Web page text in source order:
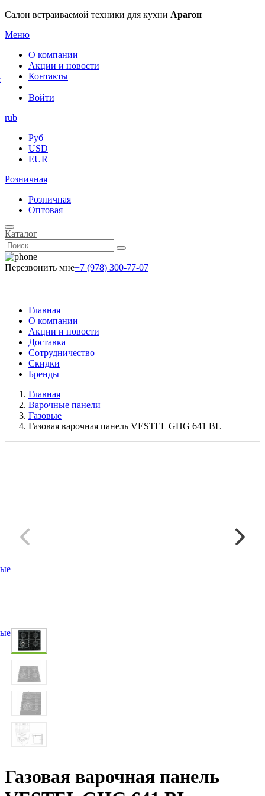
Салон встраиваемой техники для кухни Арагон
Меню
О компании
Акции и новости
Контакты
Войти
rub
Руб
USD
EUR
Розничная
Розничная
Оптовая
Каталог
Перезвонить мне+7 (978) 300-77-07
Главная
О компании
Акции и новости
Доставка
Сотрудничество
Скидки
Бренды
Главная
Варочные панели
Газовые
Газовая варочная панель VESTEL GHG 641 BL
Газовая варочная панель